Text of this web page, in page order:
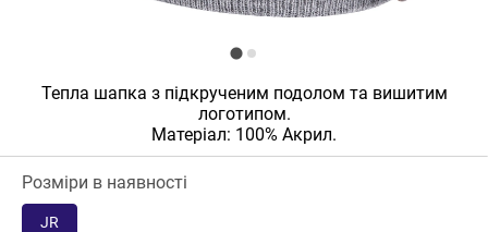
Тепла шапка з підкрученим подолом та вишитим
логотипом.
Матеріал: 100% Акрил.
Розміри в наявності
JR